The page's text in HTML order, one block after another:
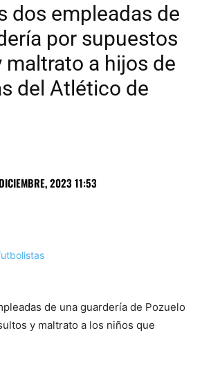
dos empleadas de
por supuestos
maltrato a hijos de
del Atlético de
2023 11:53
de una guardería de Pozuelo
y maltrato a los niños que